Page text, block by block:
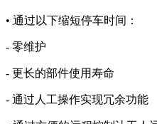
• 通过以下缩短停车时间：
- 零维护
- 更长的部件使用寿命
- 通过人工操作实现冗余功能